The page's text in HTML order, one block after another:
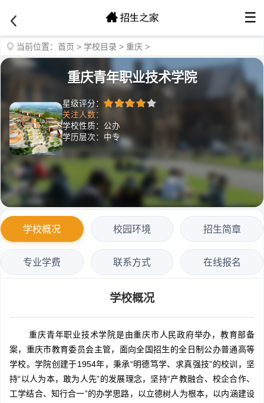
☰
当前位置： 首页 > 学校目录 > 重庆 >
重庆青年职业技术学院
星级评分：
关注人数：
学校性质：公办
学历层次：中专
学校概况 校园环境 招生简章
专业学费 联系方式 在线报名
学校概况
重庆青年职业技术学院是由重庆市人民政府举办，教育部备
案，重庆市教育委员会主管，面向全国招生的全日制公办普通高等
学校。学院创建于1954年，秉承“明德笃学、求真强技”的校训，坚
持“以人为本，敢为人先”的发展理念，坚持“产教融合、校企合作、
工学结合、知行合一”的办学思路，以立德树人为根本，以内涵建设